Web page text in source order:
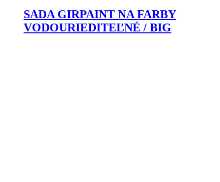
SADA GIRPAINT NA FARBY
VODOURIEDITEĽNÉ / BIG